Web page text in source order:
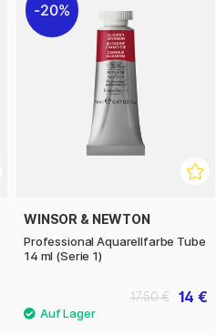
20%
WINSOR & NEWTON
Professional Aquarellfarbe Tube
14 ml (Serie 1)
14 €
17.50 €